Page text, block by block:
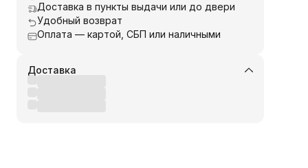
Доставка в пункты выдачи или до двери
Удобный возврат
Оплата — картой, СБП или наличными
Доставка